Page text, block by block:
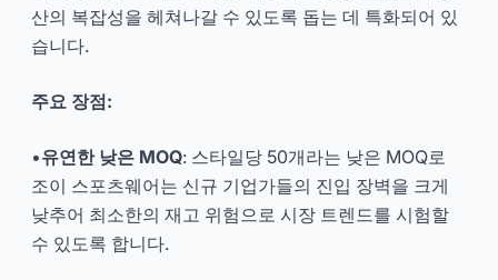
산의 복잡성을 헤쳐나갈 수 있도록 돕는 데 특화되어 있
습니다.
주요 장점:
•유연한 낮은 MOQ: 스타일당 50개라는 낮은 MOQ로
조이 스포츠웨어는 신규 기업가들의 진입 장벽을 크게
낮추어 최소한의 재고 위험으로 시장 트렌드를 시험할
수 있도록 합니다.